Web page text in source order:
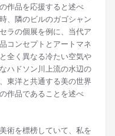
作品を応援すると述べ
、隣のビルのガゴシャン
ラの個展を例に、当代ア
コンセプトとアートマネ
全く異なる冷たい空気や
ハドソン川上流の水辺の
東洋と共通する美の世界
作品であることを述べ
術を標榜していて、私を